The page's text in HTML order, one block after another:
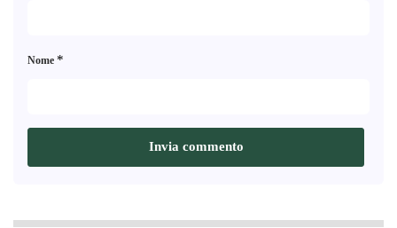
Nome *